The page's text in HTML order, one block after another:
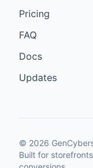
Pricing
FAQ
Docs
Updates
© 2026
Built for